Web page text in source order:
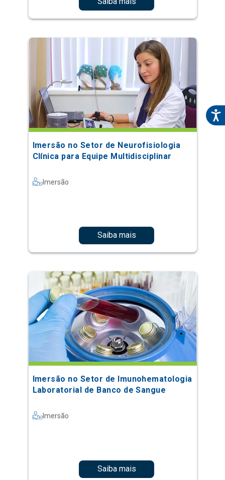
Imersão no Setor de Neurofisiologia
Clínica para Equipe Multidisciplinar
Imersão
Saiba mais
Imersão no Setor de Imunohematologia
Laboratorial de Banco de Sangue
Imersão
Saiba mais